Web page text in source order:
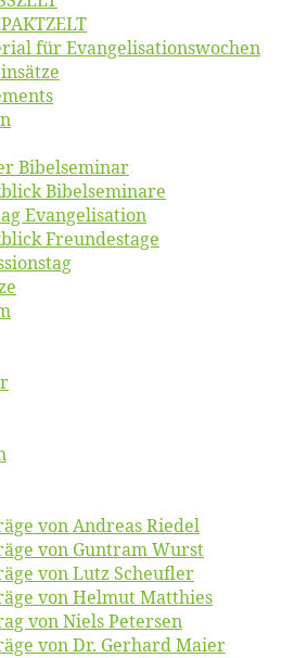
für Evangelisationswochen
Bibelseminar
Bibelseminare
Evangelisation
Freundestage
von An­dre­as Riedel
von Gun­tram Wurst
von Lutz Scheufler
von Hel­mut Matthies
von Niels Petersen
von Dr. Ger­hard Maier